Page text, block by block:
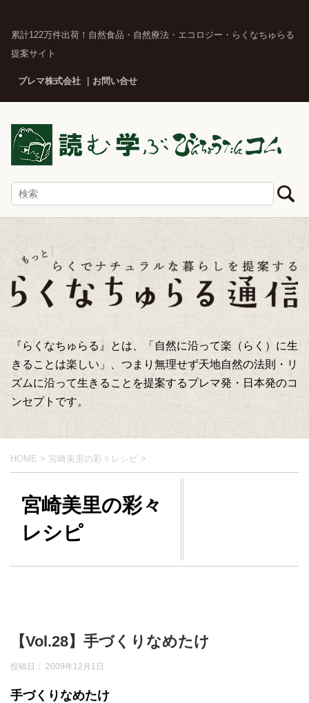
累計122万件出荷！自然食品・自然療法・エコロジー・らくなちゅらる
提案サイト
プレマ株式会社 お問い合せ
『らくなちゅらる』とは、「自然に沿って楽（らく）に生
きることは楽しい」、つまり無理せず天地自然の法則・リ
ズムに沿って生きることを提案するプレマ発・日本発のコ
ンセプトです。
HOME > 宮崎美里の彩々レシピ >
宮崎美里の彩々
レシピ
【Vol.28】手づくりなめたけ
投稿日： 2009年12月1日
手づくりなめたけ